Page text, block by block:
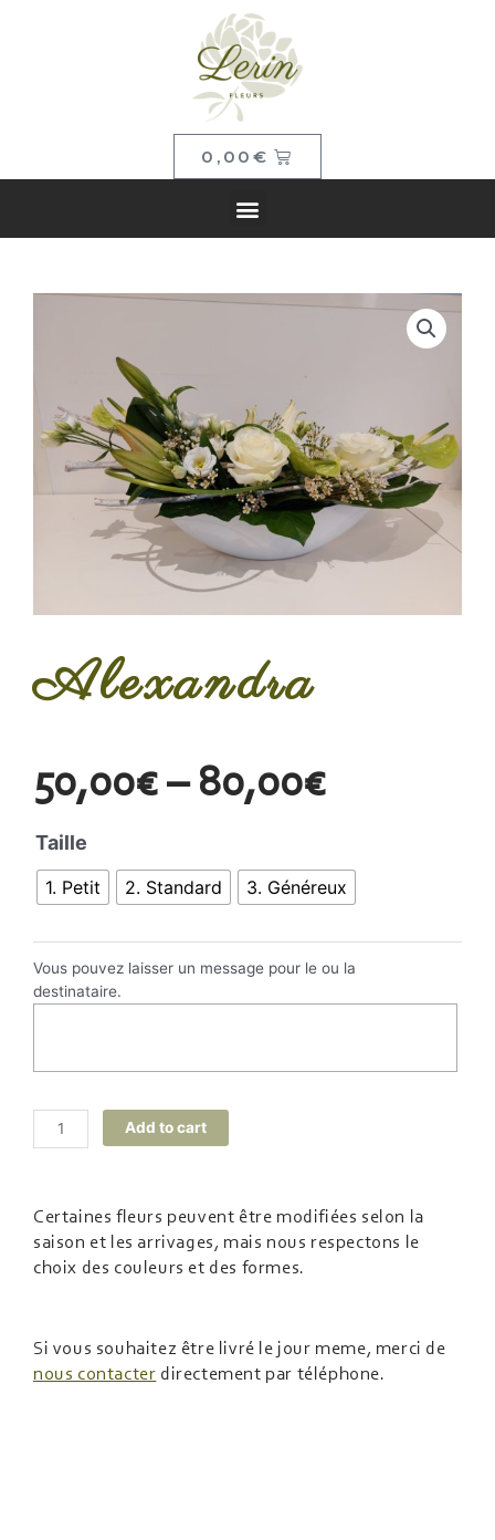
0,00 €
Alexandra
50,00€ – 80,00€
Taille
1. Petit 2. Standard 3. Généreux
Vous pouvez laisser un message pour le ou la
destinataire.
Add to cart
Certaines fleurs peuvent être modifiées selon la
saison et les arrivages, mais nous respectons le
choix des couleurs et des formes.
Si vous souhaitez être livré le jour meme, merci de
nous contacter directement par téléphone.